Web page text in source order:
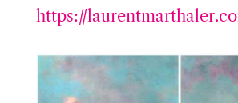
https://